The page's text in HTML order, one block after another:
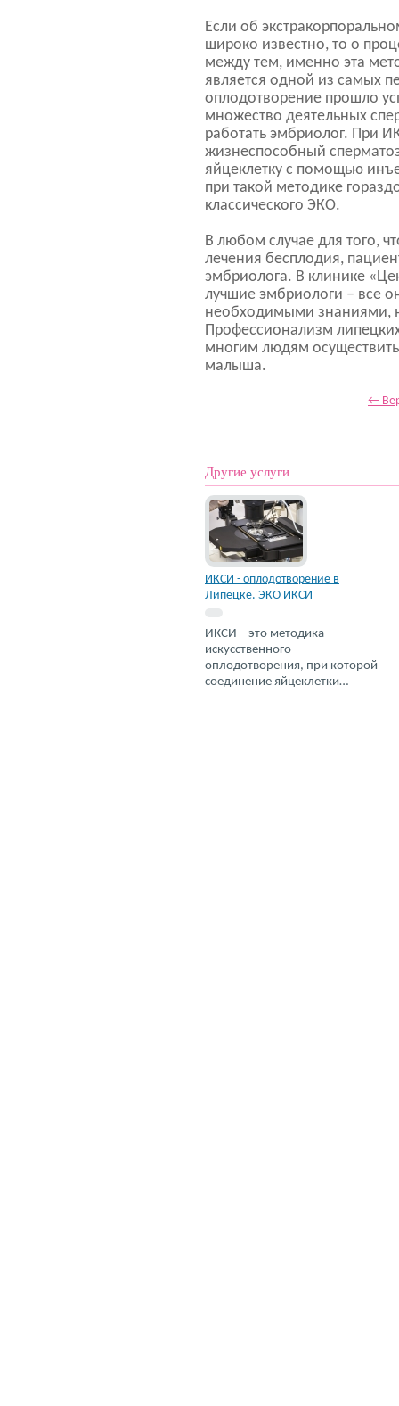
Если об
широко известно, то о
между тем, именно эта
является одной из самых
оплодотворение прошло
множество деятельных
работать эмбриолог. При
жизнеспособный
яйцеклетку с помощью
при такой методике
классического ЭКО.
В любом случае для того,
лечения бесплодия,
эмбриолога. В клинике
лучшие эмбриологи – все
необходимыми знаниями,
Профессионализм
многим людям
малыша.
←
Другие услуги
ИКСИ - оплодотворение в
Липецке. ЭКО ИКСИ
ИКСИ – это методика
искусственного
оплодотворения, при которой
соединение яйцеклетки…